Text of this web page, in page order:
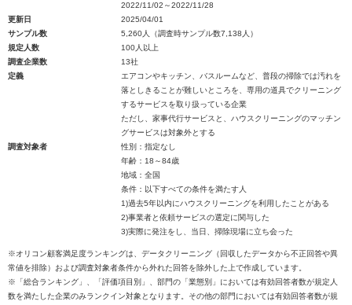
2022/11/02～2022/11/28
更新日
2025/04/01
サンプル数
5,260人（調査時サンプル数7,138人）
規定人数
100人以上
調査企業数
13社
定義
エアコンやキッチン、バスルームなど、普段の掃除では汚れを
落としきることが難しいところを、専用の道具でクリーニング
するサービスを取り扱っている企業
ただし、家事代行サービスと、ハウスクリーニングのマッチン
グサービスは対象外とする
調査対象者
性別：指定なし
年齢：18～84歳
地域：全国
条件：以下すべての条件を満たす人
1)過去5年以内にハウスクリーニングを利用したことがある
2)事業者と依頼サービスの選定に関与した
3)実際に発注をし、当日、掃除現場に立ち会った
※オリコン顧客満足度ランキングは、データクリーニング（回収したデータから不正回答や異
常値を排除）および調査対象者条件から外れた回答を除外した上で作成しています。
※「総合ランキング」、「評価項目別」、部門の「業態別」においては有効回答者数が規定人
数を満たした企業のみランクイン対象となります。その他の部門においては有効回答者数が規